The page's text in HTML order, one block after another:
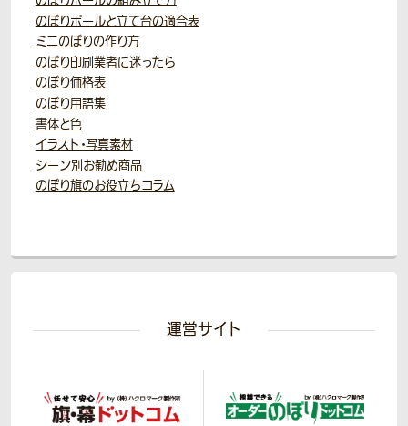
のぼりポールと立て台の適合表
ミニのぼりの作り方
のぼり印刷業者に迷ったら
のぼり価格表
のぼり用語集
書体と色
イラスト・写真素材
シーン別お勧め商品
のぼり旗のお役立ちコラム
運営サイト